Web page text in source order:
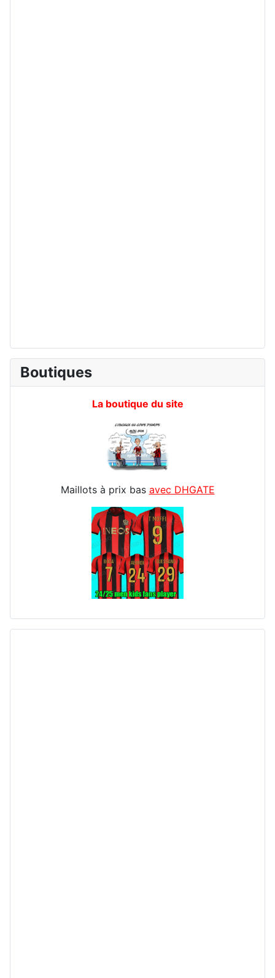
Boutiques
La boutique du site
Maillots à prix bas avec DHGATE